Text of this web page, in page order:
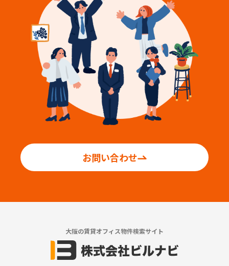
お問い合わせ
大阪の賃貸オフィス物件検索サイト